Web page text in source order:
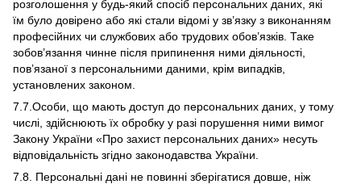
розголошення у будь-який спосіб персональних даних, які
їм було довірено або які стали відомі у зв’язку з виконанням
професійних чи службових або трудових обов’язків. Таке
зобов’язання чинне після припинення ними діяльності,
пов’язаної з персональними даними, крім випадків,
установлених законом.
7.7.Особи, що мають доступ до персональних даних, у тому
числі, здійснюють їх обробку у разі порушення ними вимог
Закону України «Про захист персональних даних» несуть
відповідальність згідно законодавства України.
7.8. Персональні дані не повинні зберігатися довше, ніж